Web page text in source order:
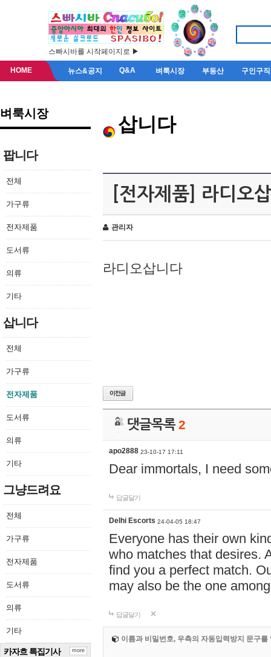
스빠시바를 시작페이지로 ▶
HOME 뉴스&공지 Q&A 벼룩시장 부동산 구인구직
벼룩시장
팝니다
전체
가구류
전자제품
도서류
의류
기타
삽니다
전체
가구류
전자제품
도서류
의류
기타
그냥드려요
전체
가구류
전자제품
도서류
의류
기타
카자흐 특집기사 more
삽니다
[전자제품] 라디오
관리자
라디오삽니다
댓글목록2
apo2888 23-10-17 17:11
Dear immortals, I need
답글달기
Delhi Escorts 24-04-05 18:47
Everyone has their own
who matches that desires.
find you a perfect match.
may also be the one
답글달기
이름과 비밀번호, 우측의 자동입력방지 문구를